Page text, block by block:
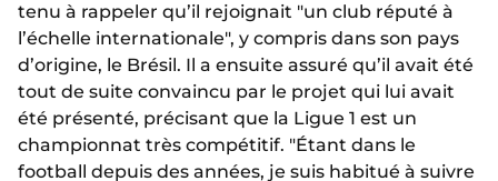
tenu à rappeler qu’il rejoignait "un club réputé à
l’échelle internationale", y compris dans son pays
d’origine, le Brésil. Il a ensuite assuré qu’il avait été
tout de suite convaincu par le projet qui lui avait
été présenté, précisant que la Ligue 1 est un
championnat très compétitif. "Étant dans le
football depuis des années, je suis habitué à suivre